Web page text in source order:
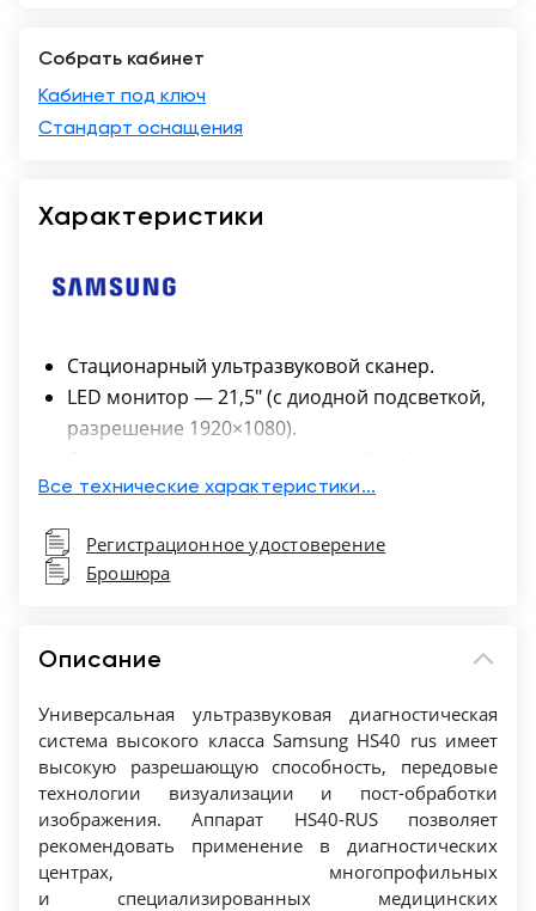
Собрать кабинет
Кабинет под ключ
Стандарт оснащения
Характеристики
Стационарный ультразвуковой сканер.
LED монитор — 21,5″ (с диодной подсветкой,
разрешение 1920×1080).
10.1«.
до 5-х датчиков (4 + 1 CW).
USB-порты (для подключения
фрагмента исследования с возможностями
«перемотки», редактирования, проведения
расчетов и последующей записи видео
в файл.
Модуль ClearVision — фильтрация
изображения в реальном времени: удаляет
спекл-шумы и артефакты, усиливает контуры,
Все технические характеристики...
Регистрационное удостоверение
Брошюра
Описание
Универсальная ультразвуковая диагностическая
система высокого класса Samsung HS40 rus имеет
высокую разрешающую способность, передовые
технологии визуализации и пост-обработки
изображения. Аппарат HS40-RUS позволяет
рекомендовать применение в диагностических
центрах, многопрофильных
и специализированных медицинских